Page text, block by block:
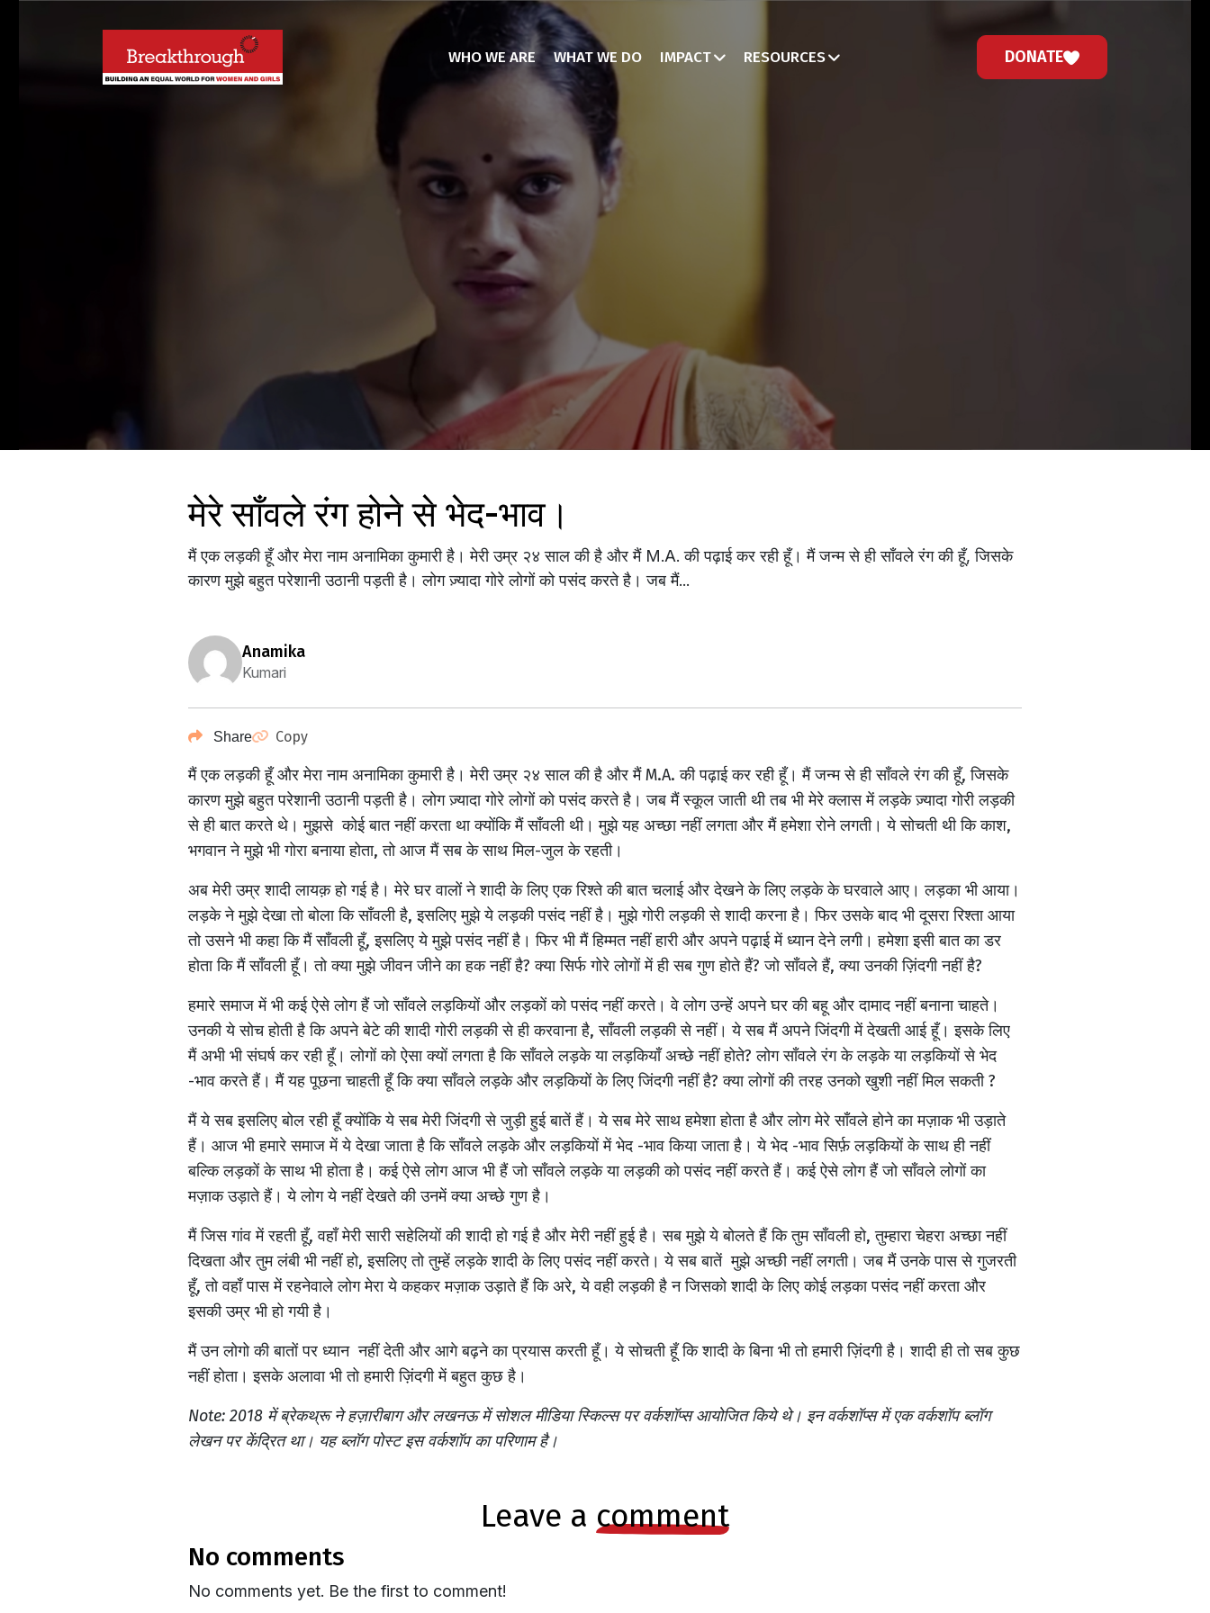
WHO WE ARE WHAT WE DO IMPACT RESOURCES DONATE
मेरे साँवले रंग होने से भेद-भाव।
मैं एक लड़की हूँ और मेरा नाम अनामिका कुमारी है। मेरी उम्र २४ साल की है और मैं M.A. की पढ़ाई कर रही हूँ। मैं जन्म से ही साँवले रंग की हूँ, जिसके
कारण मुझे बहुत परेशानी उठानी पड़ती है। लोग ज़्यादा गोरे लोगों को पसंद करते है। जब मैं...
anamika
Kumari
Share Copy
मैं एक लड़की हूँ और मेरा नाम अनामिका कुमारी है। मेरी उम्र २४ साल की है और मैं M.A. की पढ़ाई कर रही हूँ। मैं जन्म से ही साँवले रंग की हूँ, जिसके
कारण मुझे बहुत परेशानी उठानी पड़ती है। लोग ज़्यादा गोरे लोगों को पसंद करते है। जब मैं स्कूल जाती थी तब भी मेरे क्लास में लड़के ज़्यादा गोरी लड़की
से ही बात करते थे। मुझसे कोई बात नहीं करता था क्योंकि मैं साँवली थी। मुझे यह अच्छा नहीं लगता और मैं हमेशा रोने लगती। ये सोचती थी कि काश,
भगवान ने मुझे भी गोरा बनाया होता, तो आज मैं सब के साथ मिल-जुल के रहती।
अब मेरी उम्र शादी लायक़ हो गई है। मेरे घर वालों ने शादी के लिए एक रिश्ते की बात चलाई और देखने के लिए लड़के के घरवाले आए। लड़का भी आया।
लड़के ने मुझे देखा तो बोला कि साँवली है, इसलिए मुझे ये लड़की पसंद नहीं है। मुझे गोरी लड़की से शादी करना है। फिर उसके बाद भी दूसरा रिश्ता आया
तो उसने भी कहा कि मैं साँवली हूँ, इसलिए ये मुझे पसंद नहीं है। फिर भी मैं हिम्मत नहीं हारी और अपने पढ़ाई में ध्यान देने लगी। हमेशा इसी बात का डर
होता कि मैं साँवली हूँ। तो क्या मुझे जीवन जीने का हक नहीं है? क्या सिर्फ गोरे लोगों में ही सब गुण होते हैं? जो साँवले हैं, क्या उनकी ज़िंदगी नहीं है?
हमारे समाज में भी कई ऐसे लोग हैं जो साँवले लड़कियों और लड़कों को पसंद नहीं करते। वे लोग उन्हें अपने घर की बहू और दामाद नहीं बनाना चाहते।
उनकी ये सोच होती है कि अपने बेटे की शादी गोरी लड़की से ही करवाना है, साँवली लड़की से नहीं। ये सब मैं अपने जिंदगी में देखती आई हूँ। इसके लिए
मैं अभी भी संघर्ष कर रही हूँ। लोगों को ऐसा क्यों लगता है कि साँवले लड़के या लड़कियाँ अच्छे नहीं होते? लोग साँवले रंग के लड़के या लड़कियों से भेद
-भाव करते हैं। मैं यह पूछना चाहती हूँ कि क्या साँवले लड़के और लड़कियों के लिए जिंदगी नहीं है? क्या लोगों की तरह उनको खुशी नहीं मिल सकती ?
मैं ये सब इसलिए बोल रही हूँ क्योंकि ये सब मेरी जिंदगी से जुड़ी हुई बातें हैं। ये सब मेरे साथ हमेशा होता है और लोग मेरे साँवले होने का मज़ाक भी उड़ाते
हैं। आज भी हमारे समाज में ये देखा जाता है कि साँवले लड़के और लड़कियों में भेद -भाव किया जाता है। ये भेद -भाव सिर्फ़ लड़कियों के साथ ही नहीं
बल्कि लड़कों के साथ भी होता है। कई ऐसे लोग आज भी हैं जो साँवले लड़के या लड़की को पसंद नहीं करते हैं। कई ऐसे लोग हैं जो साँवले लोगों का
मज़ाक उड़ाते हैं। ये लोग ये नहीं देखते की उनमें क्या अच्छे गुण है।
मैं जिस गांव में रहती हूँ, वहाँ मेरी सारी सहेलियों की शादी हो गई है और मेरी नहीं हुई है। सब मुझे ये बोलते हैं कि तुम साँवली हो, तुम्हारा चेहरा अच्छा नहीं
दिखता और तुम लंबी भी नहीं हो, इसलिए तो तुम्हें लड़के शादी के लिए पसंद नहीं करते। ये सब बातें मुझे अच्छी नहीं लगती। जब मैं उनके पास से गुजरती
हूँ, तो वहाँ पास में रहनेवाले लोग मेरा ये कहकर मज़ाक उड़ाते हैं कि अरे, ये वही लड़की है न जिसको शादी के लिए कोई लड़का पसंद नहीं करता और
इसकी उम्र भी हो गयी है।
मैं उन लोगो की बातों पर ध्यान नहीं देती और आगे बढ़ने का प्रयास करती हूँ। ये सोचती हूँ कि शादी के बिना भी तो हमारी ज़िंदगी है। शादी ही तो सब कुछ
नहीं होता। इसके अलावा भी तो हमारी ज़िंदगी में बहुत कुछ है।
Note: 2018 में ब्रेकथ्रू ने हज़ारीबाग और लखनऊ में सोशल मीडिया स्किल्स पर वर्कशॉप्स आयोजित किये थे। इन वर्कशॉप्स में एक वर्कशॉप ब्लॉग
लेखन पर केंद्रित था। यह ब्लॉग पोस्ट इस वर्कशॉप का परिणाम है।
leave a comment
no comments
No comments yet. Be the first to comment!